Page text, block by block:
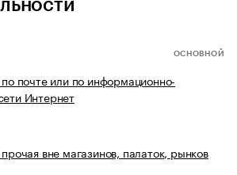
ОСНОВНОЙ
почте или по информационно-
Интернет
вне магазинов, палаток, рынков